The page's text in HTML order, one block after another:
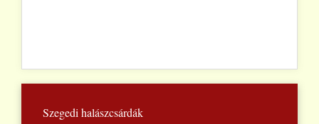
Szegedi halászcsárdák